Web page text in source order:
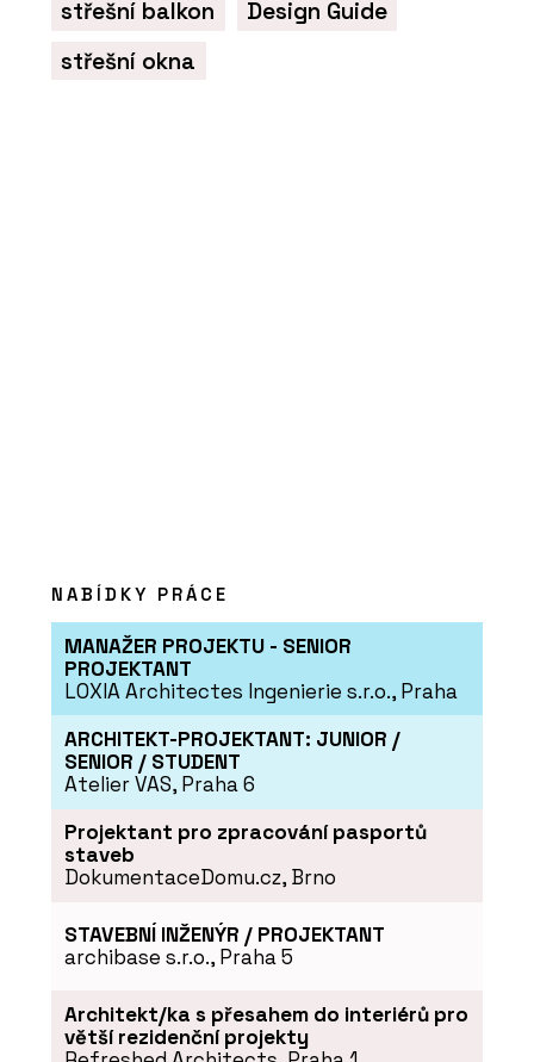
LASSELSBERGER (RAKO)
střešní balkon
Design Guide
střešní okna
NABÍDKY PRÁCE
MANAŽER PROJEKTU - SENIOR
PROJEKTANT
LOXIA Architectes Ingenierie s.r.o., Praha
ARCHITEKT-PROJEKTANT: JUNIOR /
SENIOR / STUDENT
Atelier VAS, Praha 6
Projektant pro zpracování pasportů
staveb
DokumentaceDomu.cz, Brno
STAVEBNÍ INŽENÝR / PROJEKTANT
archibase s.r.o., Praha 5
Architekt/ka s přesahem do interiérů pro
větší rezidenční projekty